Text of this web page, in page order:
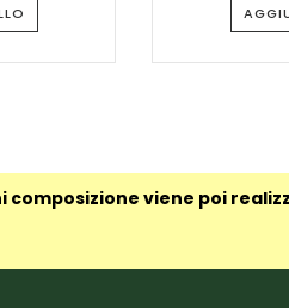
viene poi